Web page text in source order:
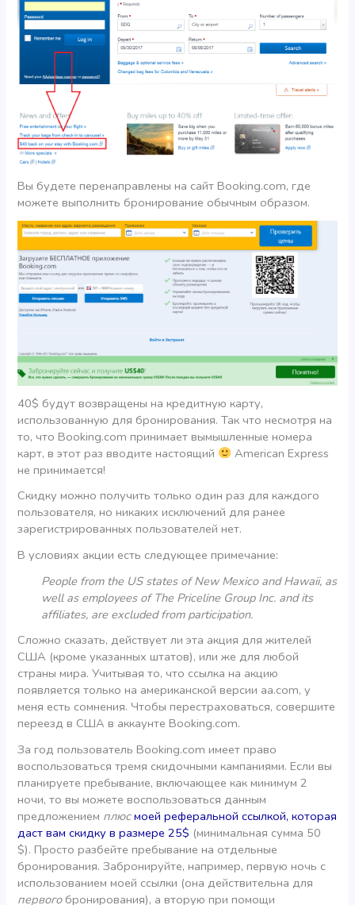
Вы будете перенаправлены на сайт Booking.com, где
можете выполнить бронирование обычным образом.
40$ будут возвращены на кредитную карту,
использованную для бронирования. Так что несмотря на
то, что Booking.com принимает вымышленные номера
карт, в этот раз вводите настоящий
American Express
не принимается!
Скидку можно получить только один раз для каждого
пользователя, но никаких исключений для ранее
зарегистрированных пользователей нет.
В условиях акции есть следующее примечание:
People from the US states of New Mexico and Hawaii, as
well as employees of The Priceline Group Inc. and its
affiliates, are excluded from participation.
Сложно сказать, действует ли эта акция для жителей
США (кроме указанных штатов), или же для любой
страны мира. Учитывая то, что ссылка на акцию
появляется только на американской версии aa.com, у
меня есть сомнения. Чтобы перестраховаться, совершите
переезд в США в аккаунте Booking.com.
За год пользователь Booking.com имеет право
воспользоваться тремя скидочными кампаниями. Если вы
планируете пребывание, включающее как минимум 2
ночи, то вы можете воспользоваться данным
предложением плюс моей реферальной ссылкой, которая
даст вам скидку в размере 25$ (минимальная сумма 50
$). Просто разбейте пребывание на отдельные
бронирования. Забронируйте, например, первую ночь с
использованием моей ссылки (она действительна для
первогобронирования), а вторую при помощи